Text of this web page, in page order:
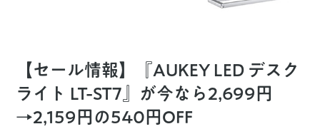
【セール情報】『AUKEY LED デスク
ライト LT-ST7』が今なら2,699円
→2,159円の540円OFF